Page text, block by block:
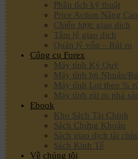
Phân tích kỹ thuật
Price Action Nâng Cao
Chiến lược giao dịch
Tâm lý giao dịch
Quản lý vốn – Rủi ro
Công cụ Forex
Máy tính Ký Quỹ
Máy tính lợi Nhuận/
Máy tính Lot theo %
Máy tính rủi ro phá sản
Ebook
Kho Sách Tài Chính
Sách Chứng Khoán
Sách giao dịch tài
Sách Kinh Tế
Về chúng tôi